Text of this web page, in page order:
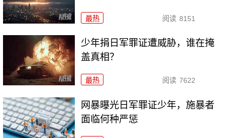
最热 阅读 8151
少年捐日军罪证遭威胁，谁在掩
盖真相？
最热 阅读 7622
网暴曝光日军罪证少年，施暴者
面临何种严惩